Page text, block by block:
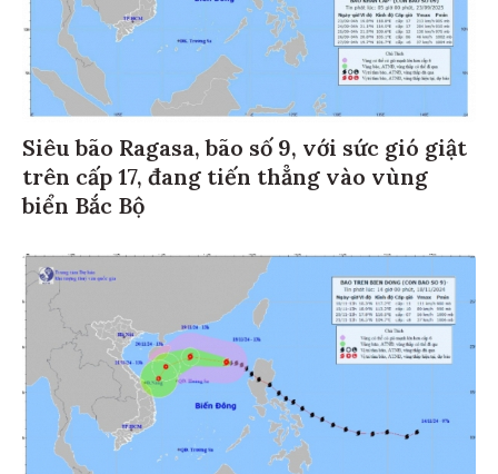
Siêu bão Ragasa, bão số 9, với sức gió giật
trên cấp 17, đang tiến thẳng vào vùng
biển Bắc Bộ